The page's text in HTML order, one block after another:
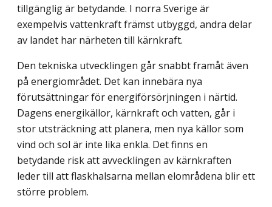
tillgänglig är betydande. I norra Sverige är
exempelvis vattenkraft främst utbyggd, andra delar
av landet har närheten till kärnkraft.
Den tekniska utvecklingen går snabbt framåt även
på energiområdet. Det kan inne­bära nya
förutsättningar för energiförsörjningen i närtid.
Dagens energikällor, kärnkraft och vatten, går i
stor utsträckning att planera, men nya källor som
vind och sol är inte lika enkla. Det finns en
betydande risk att avvecklingen av kärnkraften
leder till att flaskhalsarna mellan elområdena blir ett
större problem.